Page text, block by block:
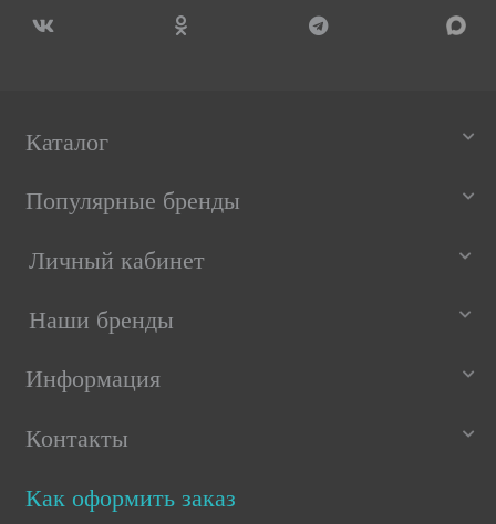
Каталог
Популярные бренды
Личный кабинет
Наши бренды
Информация
Контакты
Как оформить заказ